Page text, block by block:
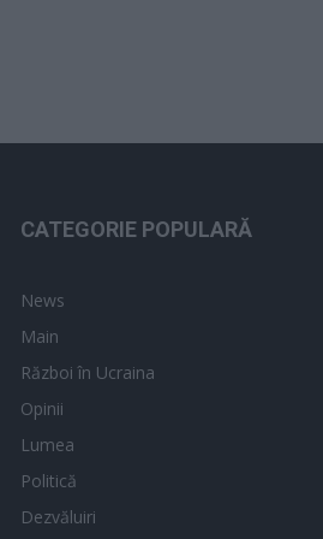
CATEGORIE POPULARĂ
News
Main
Război în Ucraina
Opinii
Lumea
Politică
Dezvăluiri